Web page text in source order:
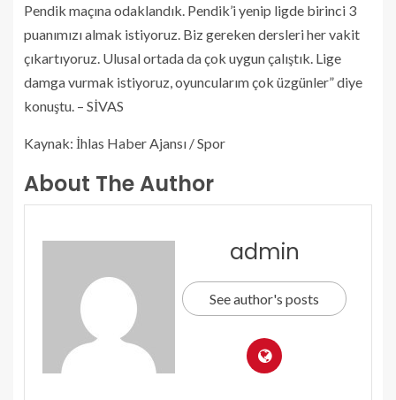
Pendik maçına odaklandık. Pendik’i yenip ligde birinci 3
puanımızı almak istiyoruz. Biz gereken dersleri her vakit
çıkartıyoruz. Ulusal ortada da çok uygun çalıştık. Lige
damga vurmak istiyoruz, oyuncularım çok üzgünler” diye
konuştu. – SİVAS
Kaynak: İhlas Haber Ajansı / Spor
About The Author
admin
See author's posts